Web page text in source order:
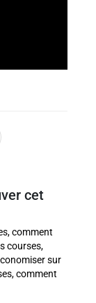
cet
comment
courses,
sur
comment